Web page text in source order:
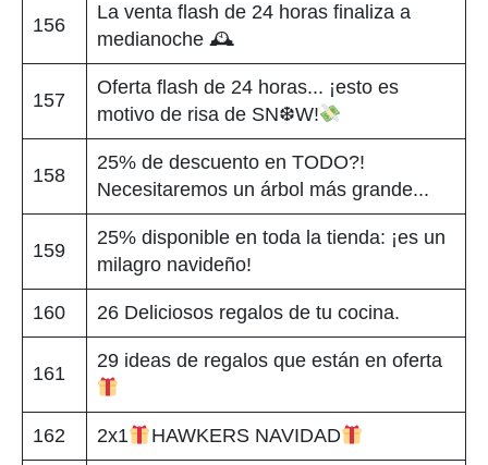
156
La venta flash de 24 horas finaliza a
medianoche 🕰
157
Oferta flash de 24 horas... ¡esto es
motivo de risa de SN❆W!
158
25% de descuento en TODO?!
Necesitaremos un árbol más grande...
159
25% disponible en toda la tienda: ¡es un
milagro navideño!
160 26 Deliciosos regalos de tu cocina.
161
29 ideas de regalos que están en oferta
162 2x1 HAWKERS NAVIDAD